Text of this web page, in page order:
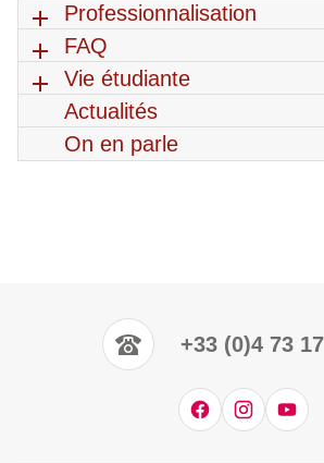
Professionnalisation
FAQ
Vie étudiante
Actualités
On en parle
+33 (0)4 73